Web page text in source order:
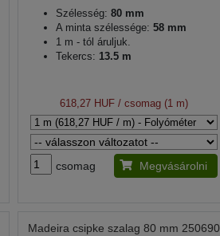
Szélesség: 80 mm
A minta szélessége: 58 mm
1 m - tól áruljuk.
Tekercs: 13.5 m
618,27 HUF/ csomag (1 m)
csomag Megvásárolni
Madeira csipke szalag 80 mm 250690